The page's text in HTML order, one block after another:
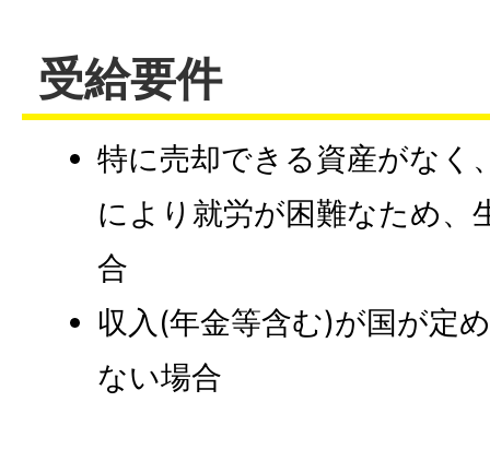
受給要件
特に売却できる資産がなく
により就労が困難なため、
合
収入(年金等含む)が国が定
ない場合